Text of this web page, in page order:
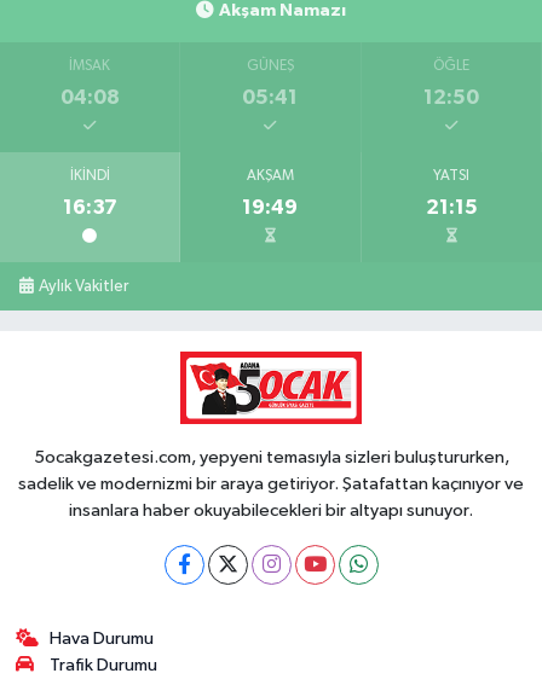
Akşam Namazı
İMSAK
04:08
GÜNEŞ
05:41
ÖĞLE
12:50
İKINDI
16:37
AKŞAM
19:49
YATSI
21:15
Aylık Vakitler
5ocakgazetesi.com, yepyeni temasıyla sizleri buluştururken,
sadelik ve modernizmi bir araya getiriyor. Şatafattan kaçınıyor ve
insanlara haber okuyabilecekleri bir altyapı sunuyor.
Hava Durumu
Trafik Durumu